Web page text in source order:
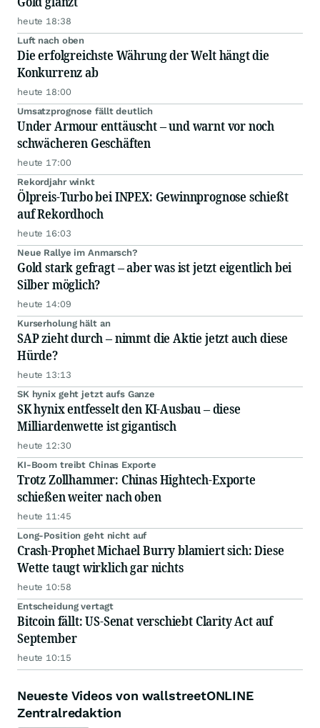
heute 18:38
Luft nach oben
Die erfolgreichste Währung der Welt hängt die
Konkurrenz ab
heute 18:00
Umsatzprognose fällt deutlich
Under Armour enttäuscht – und warnt vor noch
schwächeren Geschäften
heute 17:00
Rekordjahr winkt
Ölpreis-Turbo bei INPEX: Gewinnprognose schießt
auf Rekordhoch
heute 16:03
Neue Rallye im Anmarsch?
Gold stark gefragt – aber was ist jetzt eigentlich bei
Silber möglich?
heute 14:09
Kurserholung hält an
SAP zieht durch – nimmt die Aktie jetzt auch diese
Hürde?
heute 13:13
SK hynix geht jetzt aufs Ganze
SK hynix entfesselt den KI-Ausbau – diese
Milliardenwette ist gigantisch
heute 12:30
KI-Boom treibt Chinas Exporte
Trotz Zollhammer: Chinas Hightech-Exporte
schießen weiter nach oben
heute 11:45
Long-Position geht nicht auf
Crash-Prophet Michael Burry blamiert sich: Diese
Wette taugt wirklich gar nichts
heute 10:58
Entscheidung vertagt
Bitcoin fällt: US-Senat verschiebt Clarity Act auf
September
heute 10:15
Neueste Videos von wallstreetONLINE
Zentralredaktion